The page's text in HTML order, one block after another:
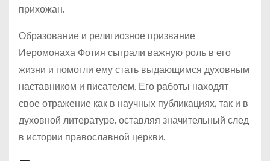
прихожан.
Образование и религиозное призвание
Иеромонаха Фотия сыграли важную роль в его
жизни и помогли ему стать выдающимся духовным
наставником и писателем. Его работы находят
свое отражение как в научных публикациях, так и в
духовной литературе, оставляя значительный след
в истории православной церкви.